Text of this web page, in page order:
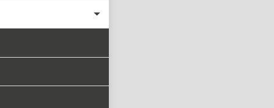
PŘIHLÁSIT SE
nastavit nové heslo